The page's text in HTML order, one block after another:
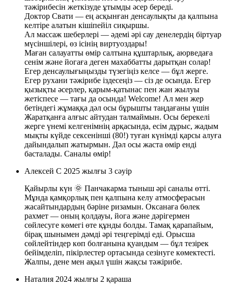
тәжірибесін жеткізуде ұтымды әсер береді.
Доктор Свати — ең асқынған денсаулықты да қалпына
келтіре алатын кішіпейіл сиқыршы.
Ал массаж шеберлері — әдемі әрі сау денелердің біртуар
мүсіншілері, өз ісінің виртуоздары!
Маған салауатты өмір салтына құштарлық, аюрведаға
сенім және йогаға деген махаббатты дарытқан солар!
Егер денсаулығыңызды түзегіңіз келсе — бұл жерге.
Егер рухани тәжірибе іздесеңіз — сіз де осында. Егер
қызықты әсерлер, қарым-қатынас пен жан жылуы
жетіспесе — тағы да осында! Welcome! Ал мен жер
бетіндегі жұмаққа дәл осы бұрышты таңдағаны үшін
Жаратқанға алғыс айтудан талмаймын. Осы берекелі
жерге үнемі келгенімнің арқасында, есім дұрыс, жадым
мықты күйде сексенінші (80!) туған күнімді қарсы алуға
дайындалып жатырмын. Дәл осы жаста өмір енді
басталады. Саналы өмір!
Алексей С 2025 жылғы 3 сәуір
Қайырлы күн 🌞 Панчакарма тыныш әрі саналы өтті.
Мұнда қамқорлық пен қалпына келу атмосферасын
жасайтындардың бәріне ризамын. Оксанаға бөлек
рахмет — оның қолдауы, йога және дәрігермен
сөйлесуге көмегі өте құнды болды. Тамақ қарапайым,
бірақ шынымен дәмді әрі теңгерімді еді. Орысша
сөйлейтіндер көп болғанына қуандым — бұл тезірек
бейімделіп, пікірлестер ортасында сезінуге көмектесті.
Жалпы, дене мен ақыл үшін жақсы тәжірибе.
Наталия 2024 жылғы 2 қараша